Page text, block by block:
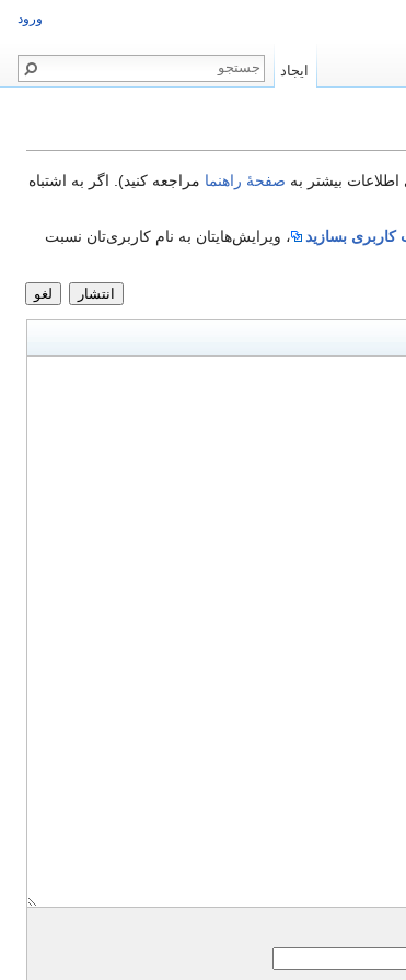
بیشتر به صفحهٔ راهنما مراجعه کنید). اگر به اشتباه
بسازید
، ویرایش‌هایتان به نام کاربری‌تان نسبت
انتشار لغو
ورود
ایجاد